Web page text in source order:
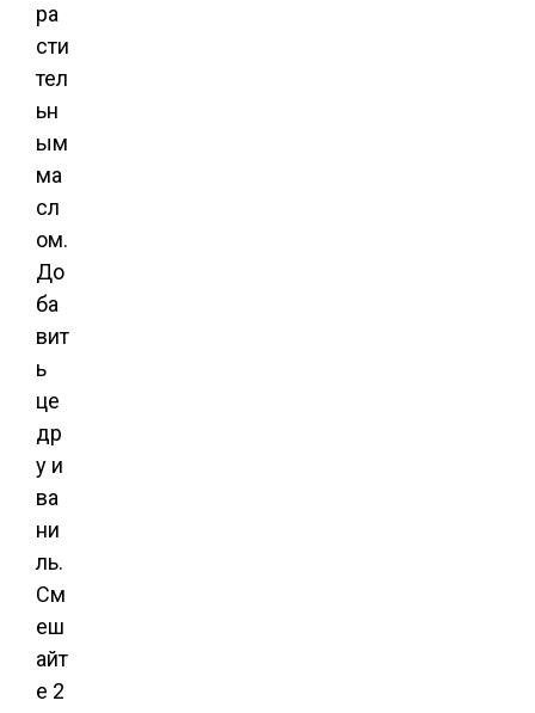
ра
сти
тел
ьн
ым
ма
сл
ом.
До
ба
вит
ь
це
др
у и
ва
ни
ль.
См
еш
айт
е 2